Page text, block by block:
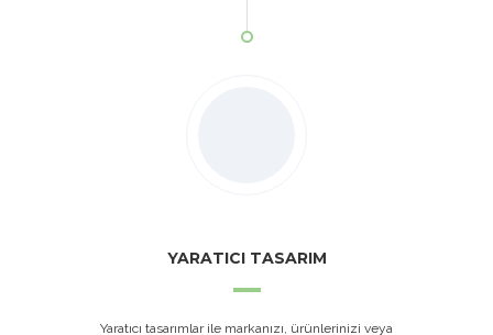
YARATICI TASARIM
Yaratıcı tasarımlar ile markanızı, ürünlerinizi veya